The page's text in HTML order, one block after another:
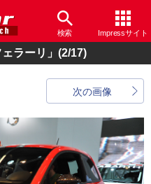
検索 Impressサイト
ラーリ」 (2/17)
次の画像